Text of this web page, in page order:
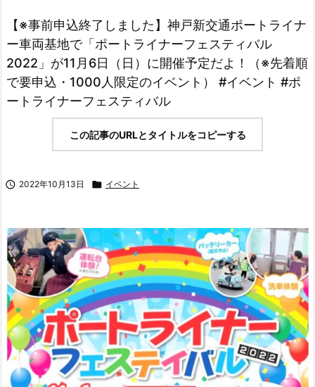
【※事前申込終了しました】神戸新交通ポートライナ
ー車両基地で「ポートライナーフェスティバル
2022」が11月6日（日）に開催予定だよ！（※先着順
で要申込・1000人限定のイベント） #イベント #ポ
ートライナーフェスティバル
この記事のURLとタイトルをコピーする
 2022年10月13日  イベント